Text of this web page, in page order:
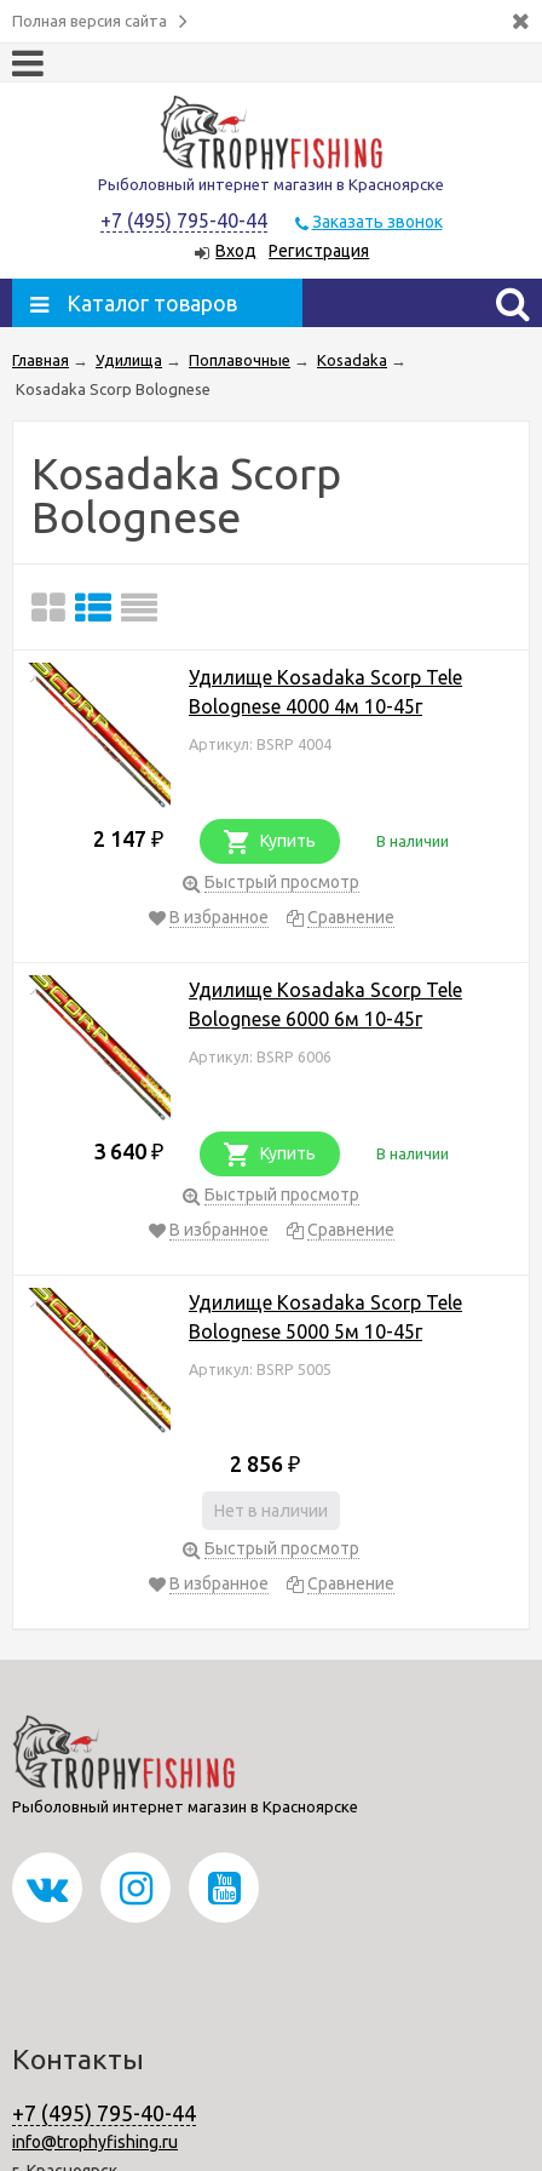
Полная версия сайта
Рыболовный интернет магазин в Красноярске
+7 (495) 795-40-44
Заказать звонок
Вход
Регистрация
Каталог товаров
Главная → Удилища → Поплавочные → Kosadaka →
Kosadaka Scorp Bolognese
Kosadaka Scorp
Bolognese
Удилище Kosadaka Scorp Tele
Bolognese 4000 4м 10-45г
Артикул: BSRP 4004
2 147 ₽ Купить В наличии
Быстрый просмотр
В избранное
Сравнение
Удилище Kosadaka Scorp Tele
Bolognese 6000 6м 10-45г
Артикул: BSRP 6006
3 640 ₽ Купить В наличии
Быстрый просмотр
В избранное
Сравнение
Удилище Kosadaka Scorp Tele
Bolognese 5000 5м 10-45г
Артикул: BSRP 5005
2 856 ₽
Нет в наличии
Быстрый просмотр
В избранное
Сравнение
Рыболовный интернет магазин в Красноярске
Контакты
+7 (495) 795-40-44
info@trophyfishing.ru